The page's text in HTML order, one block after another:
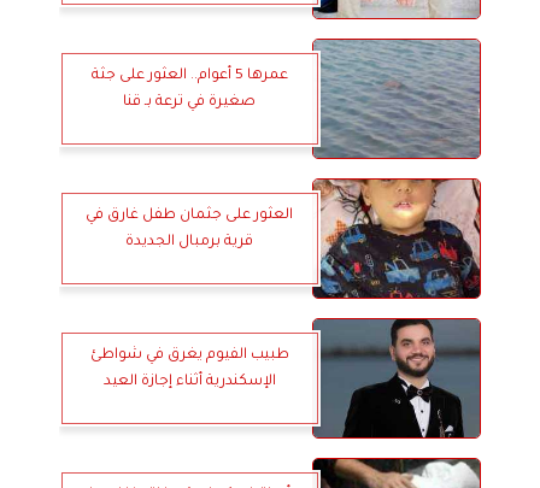
عمرها 5 أعوام.. العثور على جثة
صغيرة في ترعة بـ قنا
العثور على جثمان طفل غارق في
قرية برمبال الجديدة
طبيب الفيوم يغرق في شواطئ
الإسكندرية أثناء إجازة العيد